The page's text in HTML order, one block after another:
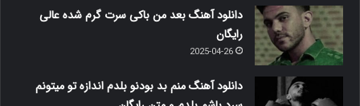
دانلود آهنگ بعد من باکی سرت گرم شده عالی
رایگان
2025-04-26
دانلود آهنگ منم بد بودنو بلدم اندازه تو میتونم